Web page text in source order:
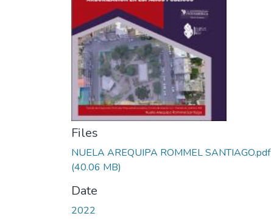
Files
NUELA AREQUIPA ROMMEL SANTIAGO.pdf
(40.06 MB)
Date
2022